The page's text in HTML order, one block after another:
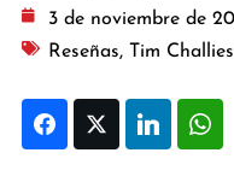
3 de noviembre de
Reseñas, Tim Challies
FacebookTwitter LinkedIn